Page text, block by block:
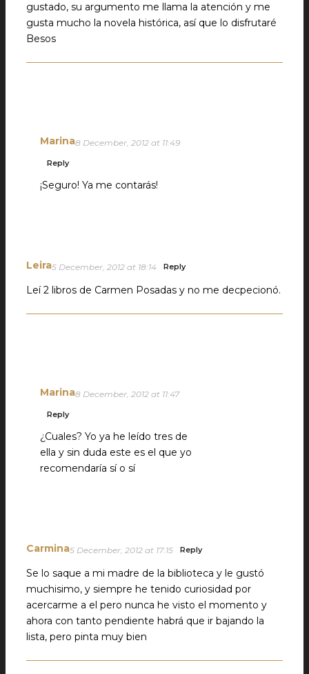
gustado, su argumento me llama la atención y me
gusta mucho la novela histórica, así que lo disfrutaré
Besos
Marina8 December, 2012 at 11:49
Reply
¡Seguro! Ya me contarás!
Leira5 December, 2012 at 18:14 Reply
Leí 2 libros de Carmen Posadas y no me decpecionó.
Marina8 December, 2012 at 11:47
Reply
¿Cuales? Yo ya he leído tres de
ella y sin duda este es el que yo
recomendaría sí o sí
Carmina5 December, 2012 at 17:15 Reply
Se lo saque a mi madre de la biblioteca y le gustó
muchisimo, y siempre he tenido curiosidad por
acercarme a el pero nunca he visto el momento y
ahora con tanto pendiente habrá que ir bajando la
lista, pero pinta muy bien